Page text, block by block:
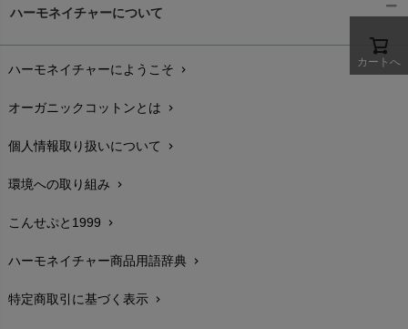
カートへ
配送と送料chevron_right
在庫状況と発送予定chevron_right
サイズ・寸法chevron_right
生地・素材chevron_right
お手入れについて
レビューを書こうchevron_right
返品交換chevron_right
ハーモネイチャーについて
ハーモネイチャーにようこそ chevron_right
オーガニックコットンとは chevron_right
個人情報取り扱いについて chevron_right
環境への取り組み chevron_right
こんせぷと1999 chevron_right
ハーモネイチャー商品用語辞典 chevron_right
特定商取引に基づく表示 chevron_right